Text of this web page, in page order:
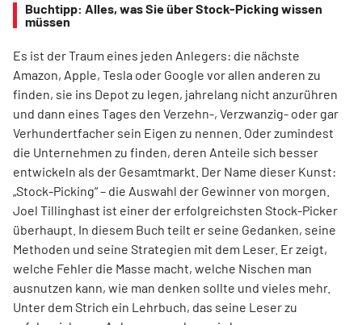
Buchtipp: Alles, was Sie über Stock-Picking wissen
müssen
Es ist der Traum eines jeden Anlegers: die nächste
Amazon, Apple, Tesla oder Google vor allen anderen zu
finden, sie ins Depot zu legen, jahrelang nicht anzurühren
und dann eines Tages den Verzehn-, Verzwanzig- oder gar
Verhundertfacher sein Eigen zu nennen. Oder zumindest
die Unternehmen zu finden, deren Anteile sich besser
entwickeln als der Gesamtmarkt. Der Name dieser Kunst:
„Stock-Picking“ – die Auswahl der Gewinner von morgen.
Joel Tillinghast ist einer der erfolgreichsten Stock-Picker
überhaupt. In diesem Buch teilt er seine Gedanken, seine
Methoden und seine Strategien mit dem Leser. Er zeigt,
welche Fehler die Masse macht, welche Nischen man
ausnutzen kann, wie man denken sollte und vieles mehr.
Unter dem Strich ein Lehrbuch, das seine Leser zu